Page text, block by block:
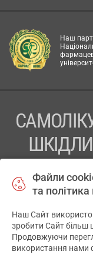
Наш
ПЕРЕД
ТОВ
Файли
та політика
Наш Сайт
зробити Сайт
Продовжуючи
використання нами